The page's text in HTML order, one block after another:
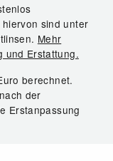
sind unter
Mehr
und Erstattung.
berechnet.
der
Erstanpassung